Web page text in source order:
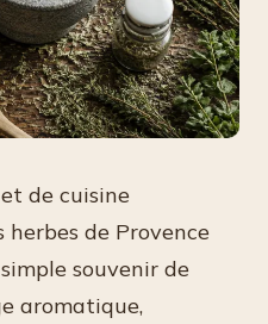
de cuisine
de Provence
souvenir de
aromatique,